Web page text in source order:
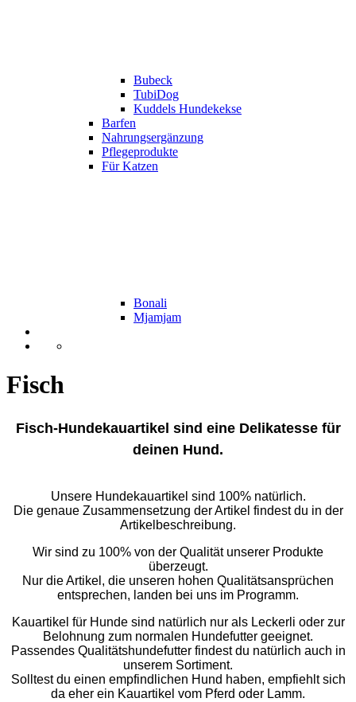
Bubeck
TubiDog
Kuddels Hundekekse
Barfen
Nahrungsergänzung
Pflegeprodukte
Für Katzen
Bonali
Mjamjam
Fisch
Fisch-Hundekauartikel sind eine Delikatesse für
deinen Hund.
Unsere Hundekauartikel sind 100% natürlich.
Die genaue Zusammensetzung der Artikel findest du in der
Artikelbeschreibung.
Wir sind zu 100% von der Qualität unserer Produkte
überzeugt.
Nur die Artikel, die unseren hohen Qualitätsansprüchen
entsprechen, landen bei uns im Programm.
Kauartikel für Hunde sind natürlich nur als Leckerli oder zur
Belohnung zum normalen Hundefutter geeignet.
Passendes Qualitätshundefutter findest du natürlich auch in
unserem Sortiment.
Solltest du einen empfindlichen Hund haben, empfiehlt sich
da eher ein Kauartikel vom Pferd oder Lamm.